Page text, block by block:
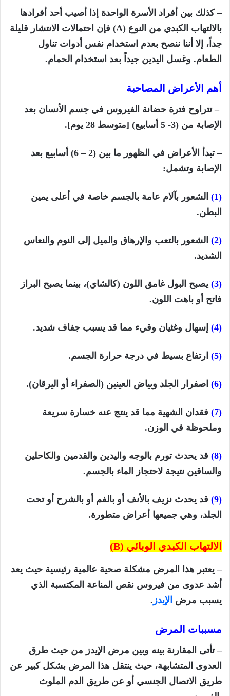
– كذلك بين أفراد الأسرة الواحدة إذا أصيب أحد أفرادها
بالالتهاب الكبدي من النوع (A)
فإن احتمالات الانتشار قليلة
جداً، إلا أننا ننصح بعدم استخدام نفس أدوات تناول
الطعام. وغسل اليدين جيداً بعد استخدام الحمام.
أهم الأعراض المصاحبة
– تتراوح فترة حضانة الفيروس في جسم الأنسان بعد
الإصابة من (3- 5
أسابيع) [متوسط 28 يوم].
– تبدأ الأعراض في الظهور ما بين (2 – 6) أسابيع بعد
الإصابة وتشمل:
(1)
الشعور بآلام عامة بالجسم خاصة في أعلى يمين
البطن.
(2)
الشعور بالتعب والإرهاق والميل إلى النوم والنعاس
الشديد.
(3)
يصبح البول غامق اللون (كالشاي)، بينما يصبح البراز
فاتح أو باهت اللون.
(4) إسهال وغثيان وقيء مما قد يسبب جفاف شديد.
(5) ارتفاع بسيط في درجة حرارة الجسم.
(6) اصفرار الجلد وبياض العينين (الصفراء أو اليرقان).
(7)
فقدان الشهية مما قد ينتج عنه خسارة سريعة
وملحوظة في الوزن.
(8)
قد يحدث تورم بالوجه واليدين والقدمين والكاحلين
والساقين نتيجة لاحتجاز الماء بالجسم.
(9)
قد يحدث نزيف بالأنف أو بالفم أو بالشرح أو تحت
الجلد، وهي جميعها أعراض متطورة.
الالتهاب الكبدي الوبائي (B)
– يعتبر هذا المرض مشكلة صحية عالمية رئيسية حيث يعد
أشد عدوى من فيروس نقص المناعة المكتسبة الذي
يسبب مرض الإيدز .
مسببات المرض
– تأتى المقارنة بينه وبين مرض الإيدز من حيث طرق
العدوى المتشابهة، حيث ينتقل هذا المرض بشكل كبير عن
طريق الاتصال الجنسي أو عن طريق الدم الملوث